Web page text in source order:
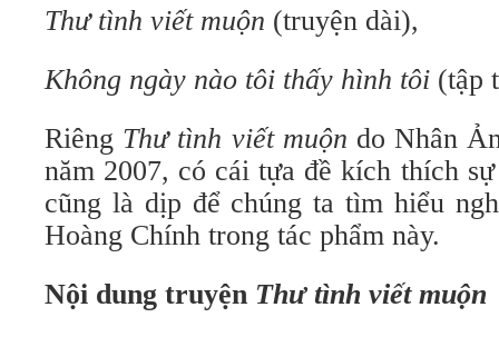
Thư tình viết muộn (truyện dài),
Không ngày nào tôi thấy hình tôi (tập
Riêng Thư tình viết muộn do Nhân
năm 2007, có cái tựa đề kích thích
cũng là dịp để chúng ta tìm hiểu
Hoàng Chính trong tác phẩm này.
Nội dung truyện Thư tình viết muộn